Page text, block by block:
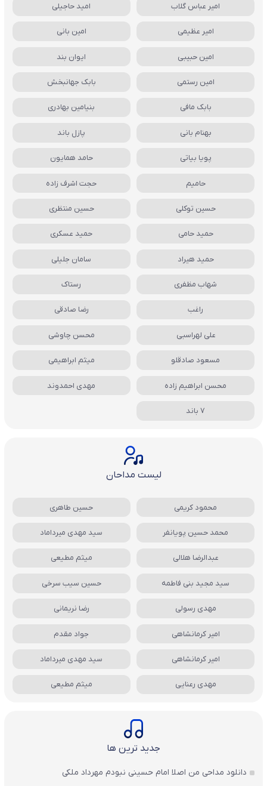
امیر عباس گلاب امید حاجیلی
امیر عظیمی امین بانی
امین حبیبی ایوان بند
امین رستمی بابک جهانبخش
بابک مافی بنیامین بهادری
بهنام بانی پازل باند
پویا بیاتی حامد همایون
حامیم حجت اشرف زاده
حسین توکلی حسین منتظری
حمید حامی حمید عسکری
حمید هیراد سامان جلیلی
شهاب مظفری رستاک
راغب رضا صادقی
علی لهراسبی محسن چاوشی
مسعود صادقلو میثم ابراهیمی
محسن ابراهیم زاده مهدی احمدوند
7 باند
لیست مداحان
محمود کریمی حسین طاهری
محمد حسین پویانفر سید مهدی میرداماد
عبدالرضا هلالی میثم مطیعی
سید مجید بنی فاطمه حسین سیب سرخی
مهدی رسولی رضا نریمانی
امیر کرمانشاهی جواد مقدم
امیر کرمانشاهی سید مهدی میرداماد
مهدی رعنایی میثم مطیعی
جدید ترین ها
دانلود مداحی من اصلا امام حسینی نبودم مهرداد ملکی